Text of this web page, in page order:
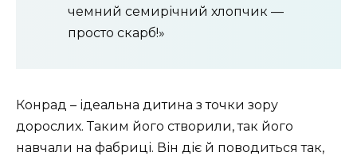
чемний семирічний хлопчик —
просто скарб!»
Конрад – ідеальна дитина з точки зору
дорослих. Таким його створили, так його
навчали на фабриці. Він діє й поводиться так,